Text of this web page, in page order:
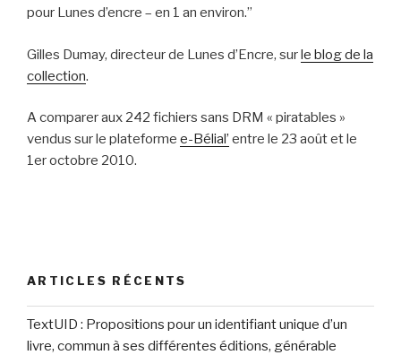
Cloud
la
pour Lunes d’encre – en 1 an environ.
Gilles Dumay, directeur de Lunes d’Encre, surle blog de la
collection.
A comparer aux 242 fichiers sans DRM « piratables »
vendus sur le plateforme e-Bélial’ entre le 23 août et le
1er octobre 2010.
ARTICLES RÉCENTS
TextUID : Propositions pour un identifiant unique d’un
livre, commun à ses différentes éditions, générable